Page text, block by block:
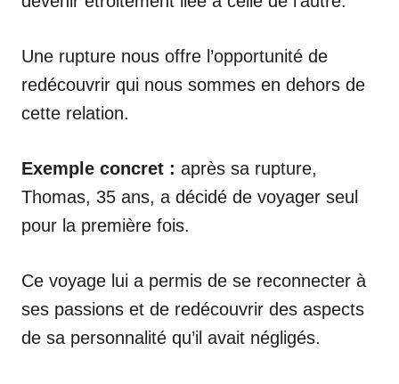
Une rupture nous offre l’opportunité de
redécouvrir qui nous sommes en dehors de
cette relation.
Exemple concret : après sa rupture,
Thomas, 35 ans, a décidé de voyager seul
pour la première fois.
Ce voyage lui a permis de se reconnecter à
ses passions et de redécouvrir des aspects
de sa personnalité qu’il avait négligés.